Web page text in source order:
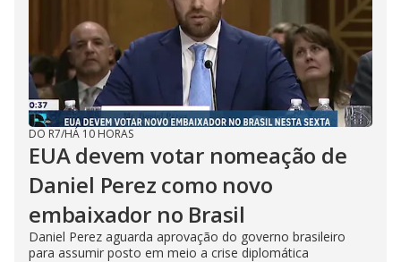
DO R7/HÁ 10 HORAS
EUA devem votar nomeação de
Daniel Perez como novo
embaixador no Brasil
Daniel Perez aguarda aprovação do governo brasileiro
para assumir posto em meio a crise diplomática